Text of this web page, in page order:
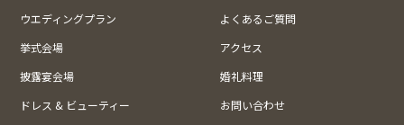
ウエディングプラン
よくあるご質問
挙式会場
アクセス
披露宴会場
婚礼料理
ドレス & ビューティー
お問い合わせ